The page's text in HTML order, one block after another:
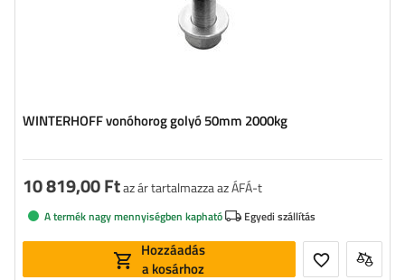
WINTERHOFF vonóhorog golyó 50mm 2000kg
10 819,00 Ftaz ár tartalmazza az ÁFÁ-t
A termék nagy mennyiségben kapható Egyedi szállítás
Hozzáadás
a kosárhoz